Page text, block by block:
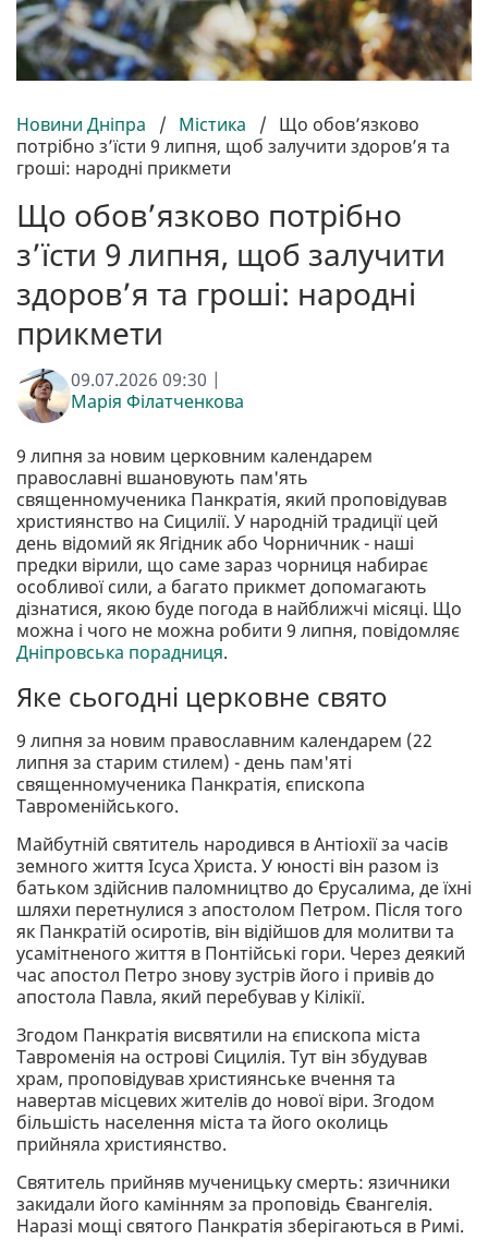
Новини Дніпра / Містика / Що обов’язково
потрібно з’їсти 9 липня, щоб залучити здоров’я та
гроші: народні прикмети
Що обов’язково потрібно
з’їсти 9 липня, щоб залучити
здоров’я та гроші: народні
прикмети
09.07.2026 09:30 |
Марія Філатченкова
9 липня за новим церковним календарем
православні вшановують пам'ять
священномученика Панкратія, який проповідував
християнство на Сицилії. У народній традиції цей
день відомий як Ягідник або Чорничник - наші
предки вірили, що саме зараз чорниця набирає
особливої сили, а багато прикмет допомагають
дізнатися, якою буде погода в найближчі місяці. Що
можна і чого не можна робити 9 липня, повідомляє
Дніпровська порадниця.
Яке сьогодні церковне свято
9 липня за новим православним календарем (22
липня за старим стилем) - день пам'яті
священномученика Панкратія, єпископа
Тавроменійського.
Майбутній святитель народився в Антіохії за часів
земного життя Ісуса Христа. У юності він разом із
батьком здійснив паломництво до Єрусалима, де їхні
шляхи перетнулися з апостолом Петром. Після того
як Панкратій осиротів, він відійшов для молитви та
усамітненого життя в Понтійські гори. Через деякий
час апостол Петро знову зустрів його і привів до
апостола Павла, який перебував у Кілікії.
Згодом Панкратія висвятили на єпископа міста
Тавроменія на острові Сицилія. Тут він збудував
храм, проповідував християнське вчення та
навертав місцевих жителів до нової віри. Згодом
більшість населення міста та його околиць
прийняла християнство.
Святитель прийняв мученицьку смерть: язичники
закидали його камінням за проповідь Євангелія.
Наразі мощі святого Панкратія зберігаються в Римі.